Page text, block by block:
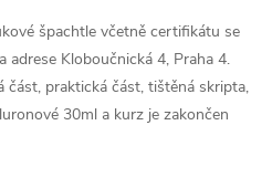
špachtle včetně certifikátu se
adrese Kloboučnická 4, Praha 4.
část, praktická část, tištěná skripta,
30ml a kurz je zakončen